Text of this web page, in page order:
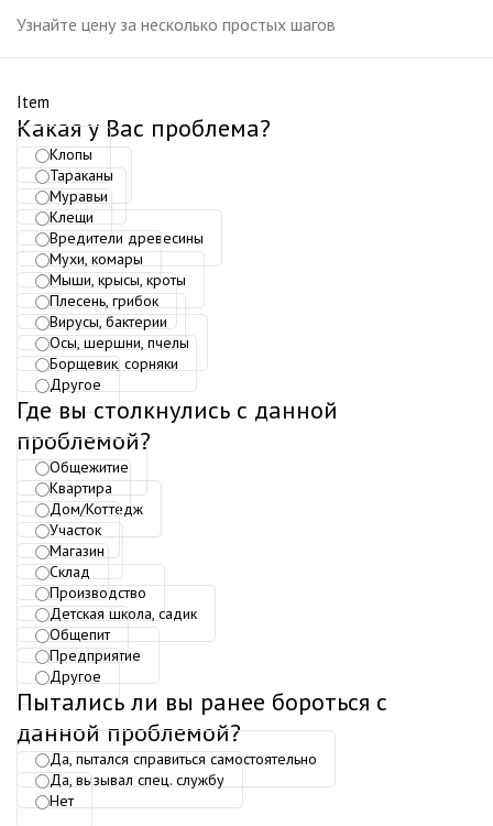
Узнайте цену за несколько простых шагов
Item
Какая у Вас проблема?
Клопы
Тараканы
Муравьи
Клещи
Вредители древесины
Мухи, комары
Мыши, крысы, кроты
Плесень, грибок
Вирусы, бактерии
Осы, шершни, пчелы
Борщевик, сорняки
Другое
Где вы столкнулись с данной
проблемой?
Общежитие
Квартира
Дом/Коттедж
Участок
Магазин
Склад
Производство
Детская школа, садик
Общепит
Предприятие
Другое
Пытались ли вы ранее бороться с
данной проблемой?
Да, пытался справиться самостоятельно
Да, вызывал спец. службу
Нет